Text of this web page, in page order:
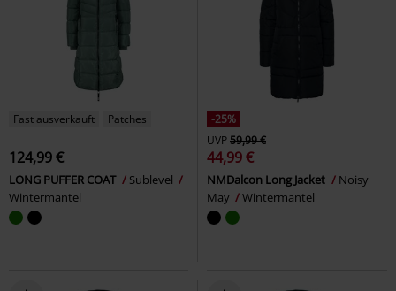
Fast ausverkauft Patches
124,99 €
LONG PUFFER COAT
Sublevel
Wintermantel
-25%
UVP59,99 €
44,99 €
NMDalcon Long Jacket
Noisy
May
Wintermantel